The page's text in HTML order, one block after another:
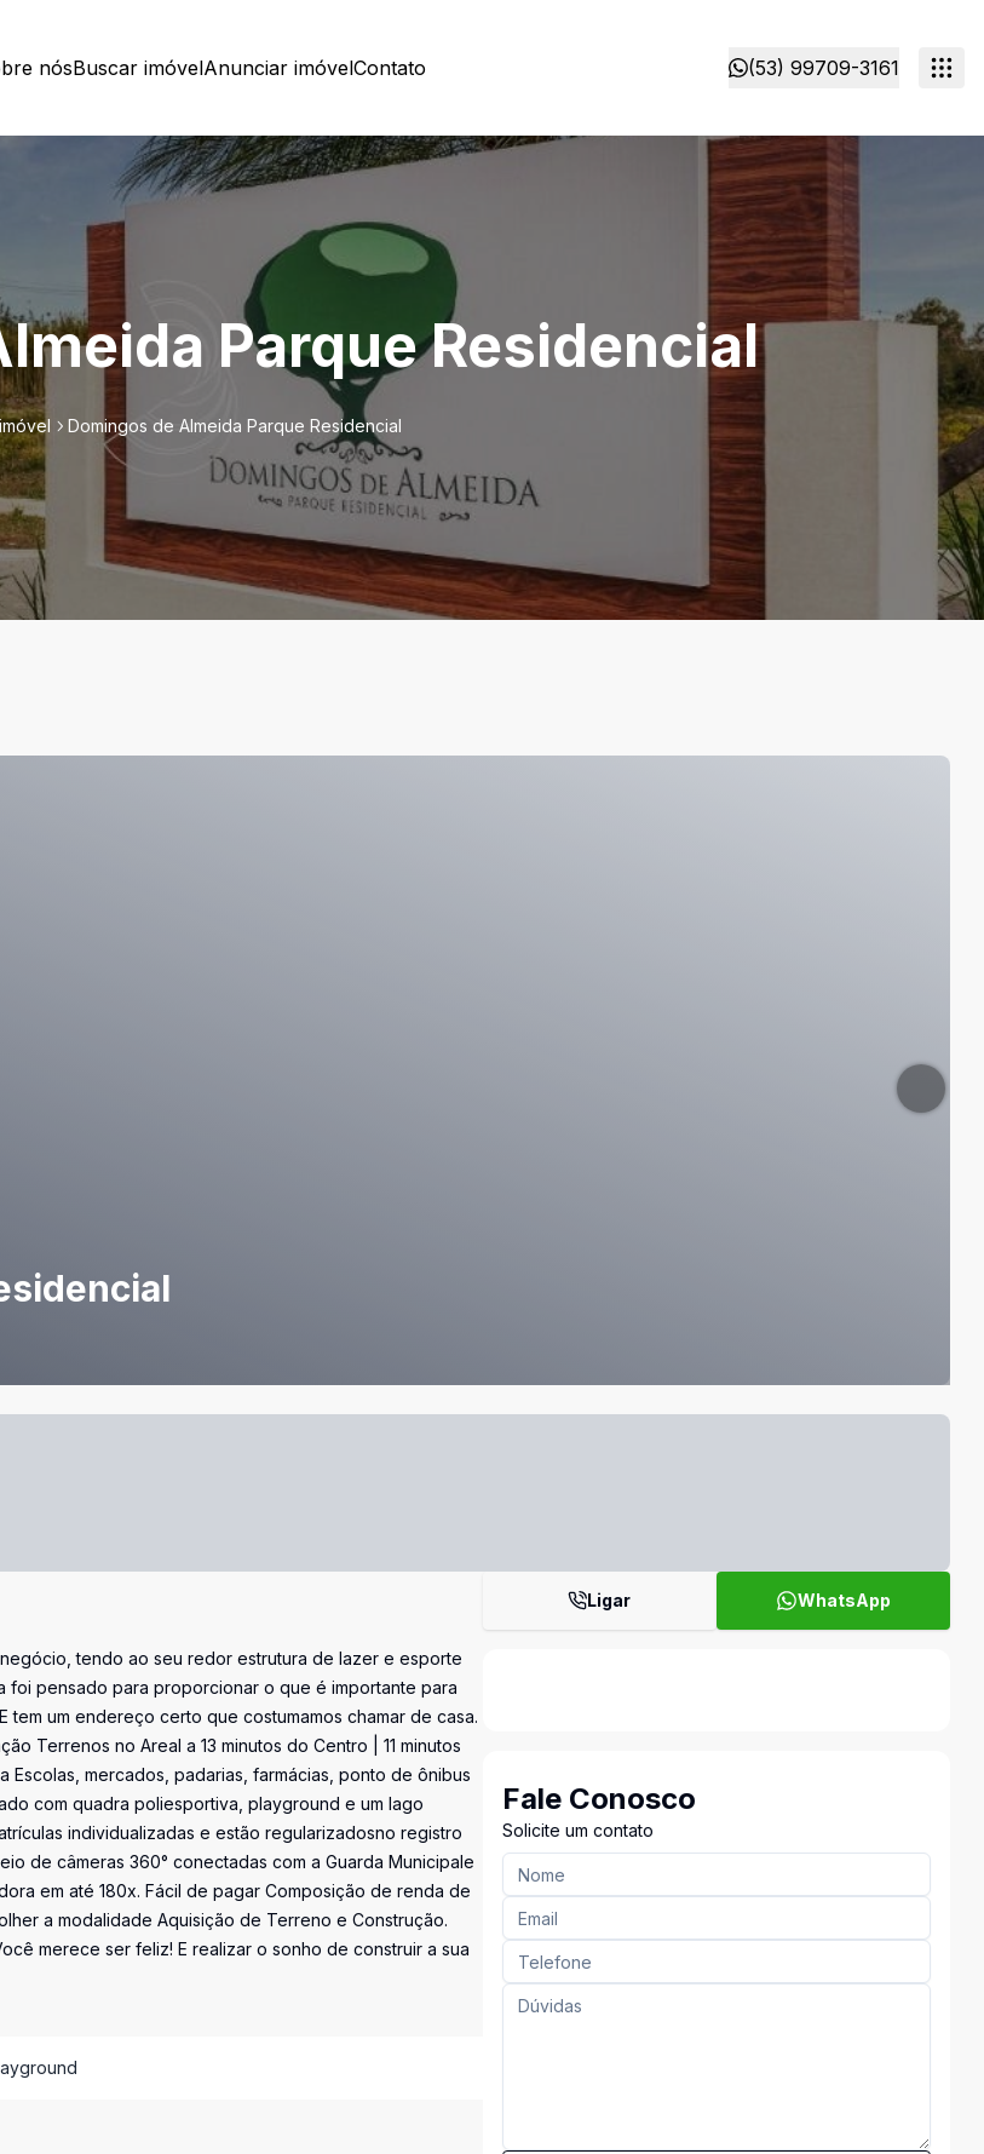
nósBuscar imóvelAnunciar imóvelContato (53) 99709-3161
Parque Residencial
Domingos de Almeida Parque Residencial
tendo ao seu redor estrutura de lazer e esporte
foi pensado para proporcionar o que é importante para
um endereço certo que costumamos chamar de casa.
Terrenos no Areal a 13 minutos do Centro | 11 minutos
mercados, padarias, farmácias, ponto de ônibus
com quadra poliesportiva, playground e um lago
individualizadas e estão regularizadosno registro
de câmeras 360° conectadas com a Guarda Municipale
em até 180x. Fácil de pagar Composição de renda de
a modalidade Aquisição de Terreno e Construção.
merece ser feliz! E realizar o sonho de construir a sua
Ligar WhatsApp
Fale Conosco
Solicite um contato